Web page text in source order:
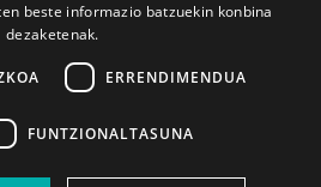
2026ko mar. 1a
beste informazio batzuekin konbina
dezaketenak.
ERRENDIMENDUA
FUNTZIONALTASUNA